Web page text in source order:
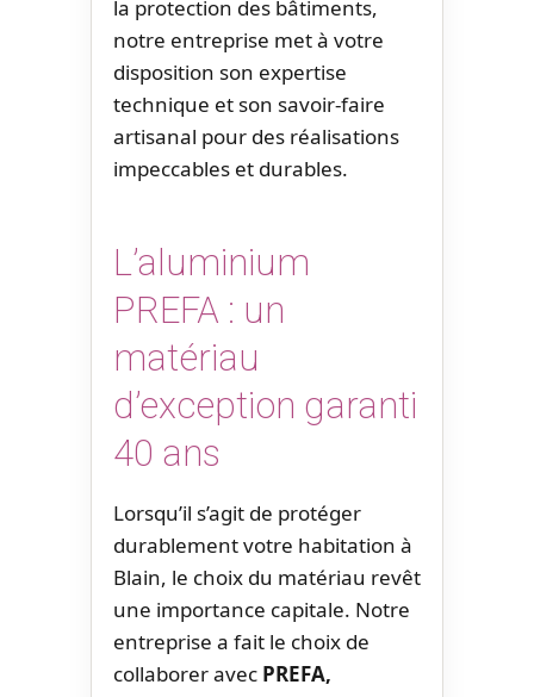
la protection des bâtiments,
notre entreprise met à votre
disposition son expertise
technique et son savoir-faire
artisanal pour des réalisations
impeccables et durables.
L’aluminium
PREFA : un
matériau
d’exception garanti
40 ans
Lorsqu’il s’agit de protéger
durablement votre habitation à
Blain, le choix du matériau revêt
une importance capitale. Notre
entreprise a fait le choix de
collaborer avec PREFA,